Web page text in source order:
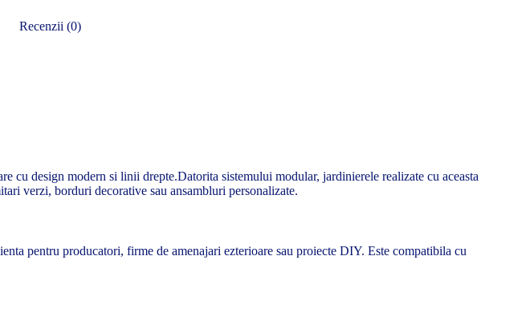
Recenzii (0)
cu design modern si linii drepte.Datorita sistemului modular, jardinierele realizate cu aceasta
verzi, borduri decorative sau ansambluri personalizate.
pentru producatori, firme de amenajari ezterioare sau proiecte DIY. Este compatibila cu